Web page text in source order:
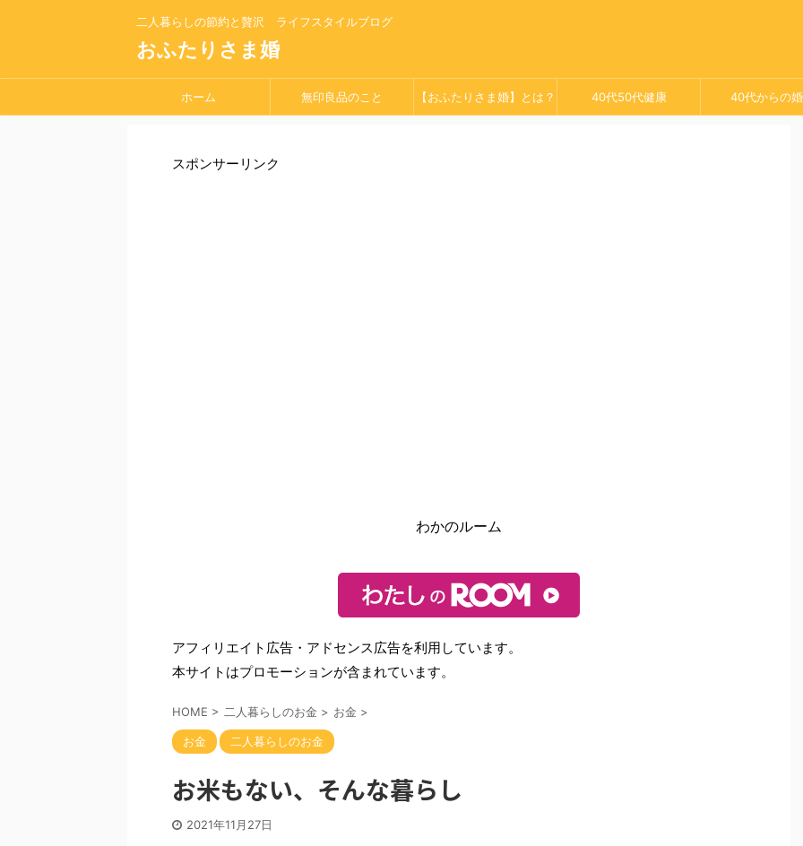
二人暮らしの節約と贅沢 ライフスタイルブログ
おふたりさま婚
ホーム 無印良品のこと 【おふたりさま婚】とは？ 40代50代健康 40代からの
スポンサーリンク
わかのルーム
アフィリエイト広告・アドセンス広告を利用しています。
本サイトはプロモーションが含まれています。
HOME > 二人暮らしのお金 > お金 >
お金 二人暮らしのお金
お米もない、そんな暮らし
2021年11月27日